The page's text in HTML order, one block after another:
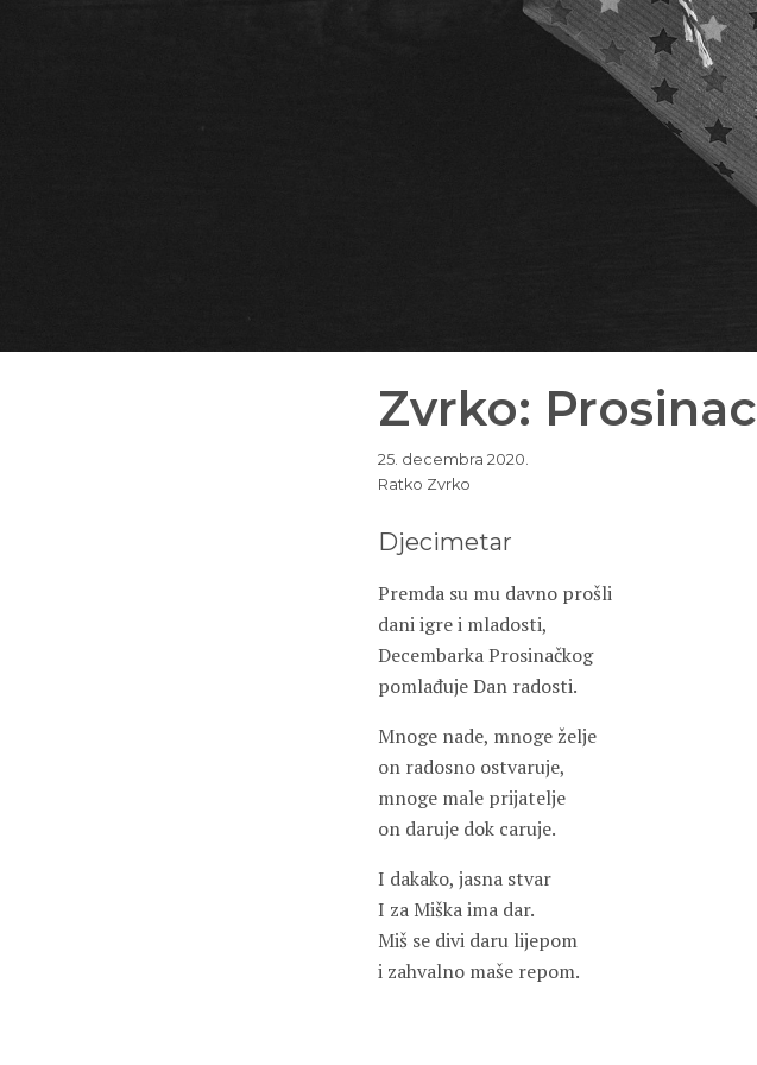
Zvrko: Prosinac
25. decembra 2020.
Ratko Zvrko
Djecimetar
Premda su mu davno prošli
dani igre i mladosti,
Decembarka Prosinačkog
pomlađuje Dan radosti.
Mnoge nade, mnoge želje
on radosno ostvaruje,
mnoge male prijatelje
on daruje dok caruje.
I dakako, jasna stvar
I za Miška ima dar.
Miš se divi daru lijepom
i zahvalno maše repom.